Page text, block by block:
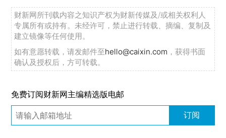
财新网所刊载内容之知识产权为财新传媒及/或相关权利人
专属所有或持有。未经许可，禁止进行转载、摘编、复制及
建立镜像等任何使用。
如有意愿转载，请发邮件至hello@caixin.com ，获得书面
确认及授权后，方可转载。
免费订阅财新网主编精选版电邮
订阅